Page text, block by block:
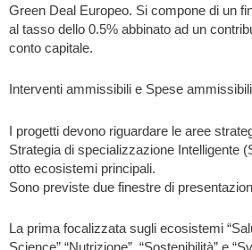
Green Deal Europeo. Si compone di un
al tasso dello 0.5% abbinato ad un
conto capitale.
Interventi ammissibili e Spese ammissibili
I progetti devono riguardare le aree
Strategia di specializzazione Intelligente
otto ecosistemi principali.
Sono previste due finestre di
La prima focalizzata sugli ecosistemi